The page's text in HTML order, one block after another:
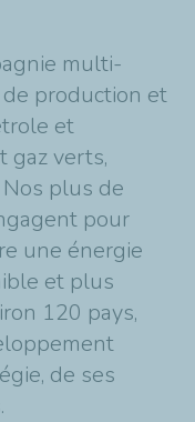
multi-
production et
et
gaz verts,
plus de
pour
une énergie
et plus
120 pays,
de ses